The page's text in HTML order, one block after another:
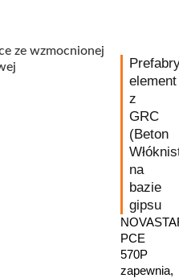
element
z
GRC
(Beton
na
bazie
gipsu
PCE
570P
zapewnia,